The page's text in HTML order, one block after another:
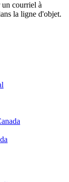
un courriel à
la ligne d'objet.